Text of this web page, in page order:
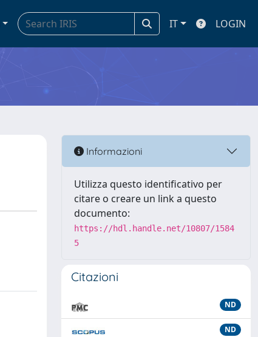
IT LOGIN
Informazioni
Utilizza questo identificativo per
citare o creare un link a questo
documento:
https://hdl.handle.net/10807/1584
5
Citazioni
ND
ND